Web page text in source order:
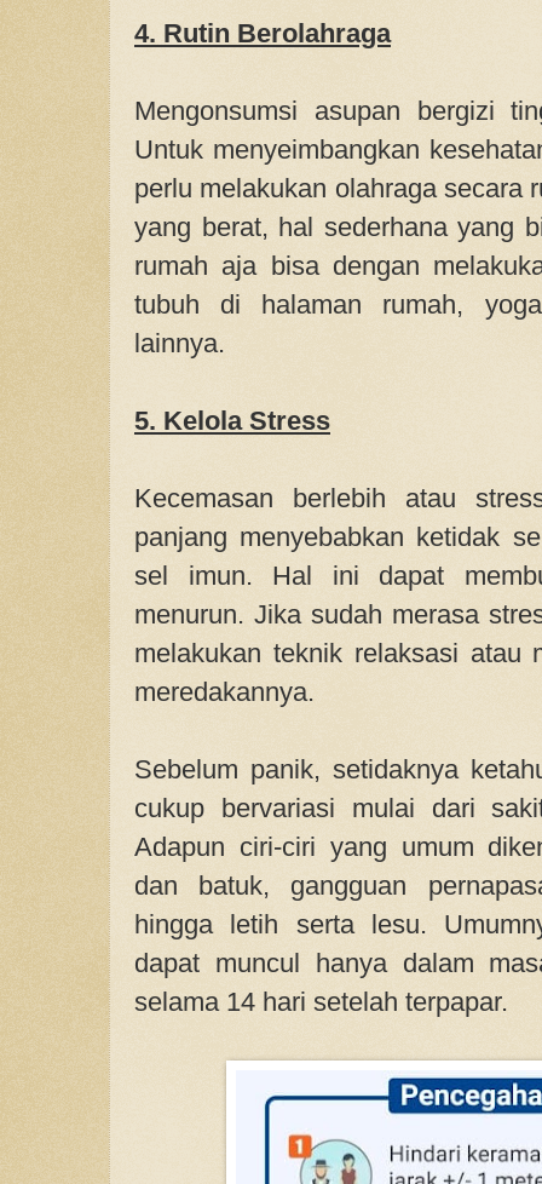
4. Rutin Berolahraga
Mengonsumsi asupan bergizi
Untuk menyeimbangkan
perlu melakukan olahraga secara
yang berat, hal sederhana yang
rumah aja bisa dengan
tubuh di halaman rumah,
lainnya.
5. Kelola Stress
Kecemasan berlebih atau
panjang menyebabkan ketidak
sel imun. Hal ini dapat
menurun. Jika sudah merasa
melakukan teknik relaksasi atau
meredakannya.
Sebelum panik, setidaknya
cukup bervariasi mulai dari
Adapun ciri-ciri yang umum
dan batuk, gangguan
hingga letih serta lesu.
dapat muncul hanya dalam
selama 14 hari setelah terpapar.